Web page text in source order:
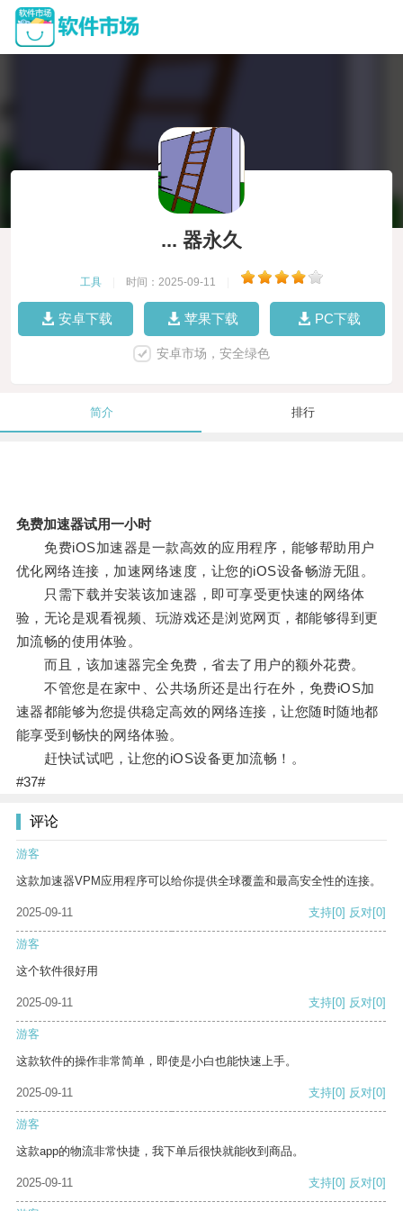
... 器永久
工具 时间：2025-09-11
安卓下载 苹果下载 PC下载
安卓市场，安全绿色
简介 排行
免费加速器试用一小时
免费iOS加速器是一款高效的应用程序，能够帮助用户
优化网络连接，加速网络速度，让您的iOS设备畅游无阻。
只需下载并安装该加速器，即可享受更快速的网络体
验，无论是观看视频、玩游戏还是浏览网页，都能够得到更
加流畅的使用体验。
而且，该加速器完全免费，省去了用户的额外花费。
不管您是在家中、公共场所还是出行在外，免费iOS加
速器都能够为您提供稳定高效的网络连接，让您随时随地都
能享受到畅快的网络体验。
赶快试试吧，让您的iOS设备更加流畅！。
#37#
评论
游客
这款加速器VPM应用程序可以给你提供全球覆盖和最高安全性的连接。
2025-09-11 支持[0] 反对[0]
游客
这个软件很好用
2025-09-11 支持[0] 反对[0]
游客
这款软件的操作非常简单，即使是小白也能快速上手。
2025-09-11 支持[0] 反对[0]
游客
这款app的物流非常快捷，我下单后很快就能收到商品。
2025-09-11 支持[0] 反对[0]